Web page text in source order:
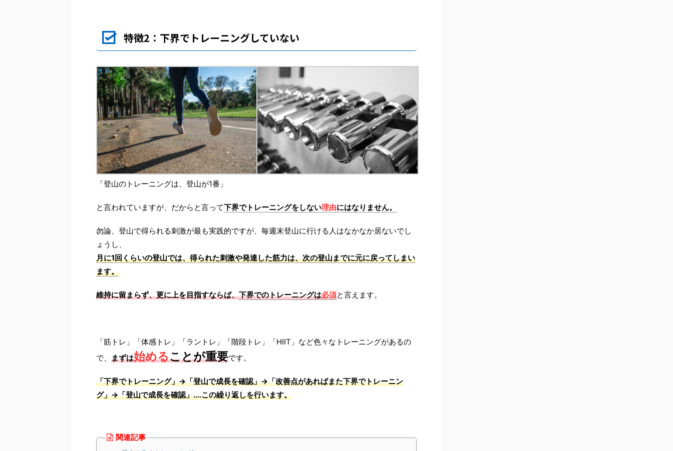
特徴2：下界でトレーニングしていない
「登山のトレーニングは、登山が1番」
と言われていますが、だからと言って下界でトレーニングをしない理由にはなりません。
勿論、登山で得られる刺激が最も実践的ですが、毎週末登山に行ける人はなかなか居ないでし
ょうし、
月に1回くらいの登山では、得られた刺激や発達した筋力は、次の登山までに元に戻ってしまい
ます。
維持に留まらず、更に上を目指すならば、下界でのトレーニングは必須と言えます。
「筋トレ」「体感トレ」「ラントレ」「階段トレ」「HIIT」など色々なトレーニングがあるの
で、 まずは始めることが重要です。
「下界でトレーニング」→「登山で成長を確認」→「改善点があればまた下界でトレーニン
グ」→「登山で成長を確認」....この繰り返しを行います。
関連記事